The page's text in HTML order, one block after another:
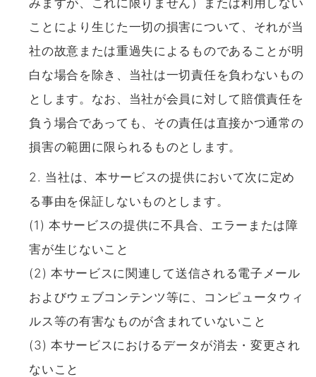
ことにより生じた一切の損害について、それが当
社の故意または重過失によるものであることが明
白な場合を除き、当社は一切責任を負わないもの
とします。なお、当社が会員に対して賠償責任を
負う場合であっても、その責任は直接かつ通常の
損害の範囲に限られるものとします。
当社は、本サービスの提供において次に定め
る事由を保証しないものとします。
(1) 本サービスの提供に不具合、エラーまたは障
害が生じないこと
(2) 本サービスに関連して送信される電子メール
およびウェブコンテンツ等に、コンピュータウィ
ルス等の有害なものが含まれていないこと
(3) 本サービスにおけるデータが消去・変更され
ないこと